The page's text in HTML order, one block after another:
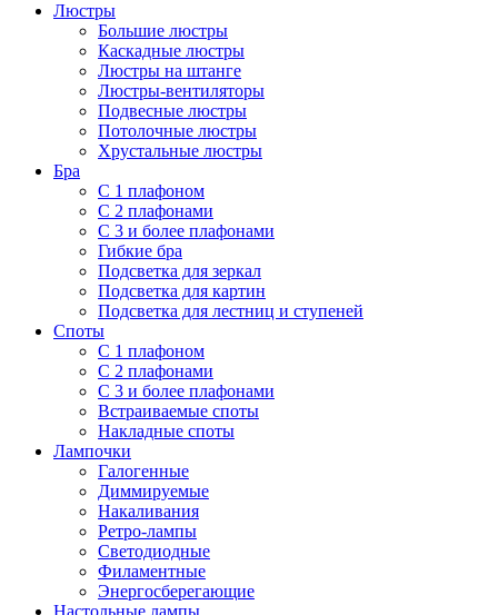
Люстры
Большие люстры
Каскадные люстры
Люстры на штанге
Люстры-вентиляторы
Подвесные люстры
Потолочные люстры
Хрустальные люстры
Бра
С 1 плафоном
С 2 плафонами
С 3 и более плафонами
Гибкие бра
Подсветка для зеркал
Подсветка для картин
Подсветка для лестниц и ступеней
Споты
С 1 плафоном
С 2 плафонами
С 3 и более плафонами
Встраиваемые споты
Накладные споты
Лампочки
Галогенные
Диммируемые
Накаливания
Ретро-лампы
Светодиодные
Филаментные
Энергосберегающие